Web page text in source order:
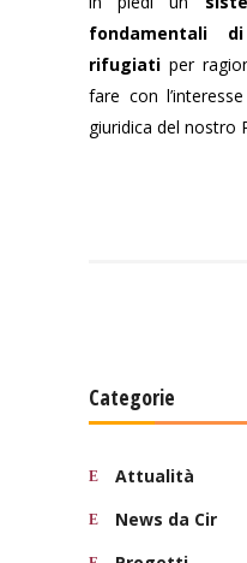
fondamentali
rifugiati per
fare con
giuridica del nostro
Categorie
Attualità
News da Cir